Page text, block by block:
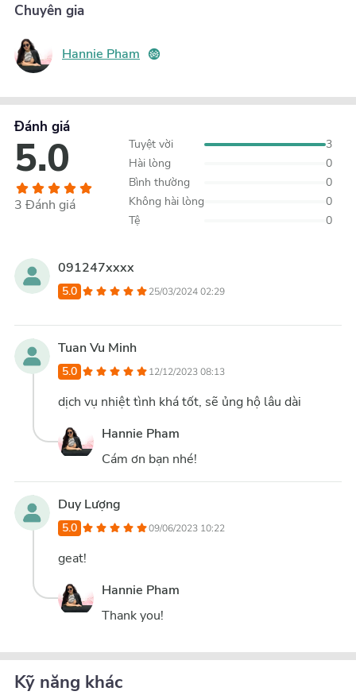
Chuyên gia
Hannie Pham
Đánh giá
5.0
3 Đánh giá
Tuyệt vời
3
Hài lòng
0
Bình thường
0
Không hài lòng
0
Tệ
0
091247xxxx
5.0 25/03/2024 02:29
Tuan Vu Minh
5.0 12/12/2023 08:13
dịch vụ nhiệt tình khá tốt, sẽ ủng hộ lâu dài
Hannie Pham
Cám ơn bạn nhé!
Duy Lượng
5.0 09/06/2023 10:22
geat!
Hannie Pham
Thank you!
Kỹ năng khác